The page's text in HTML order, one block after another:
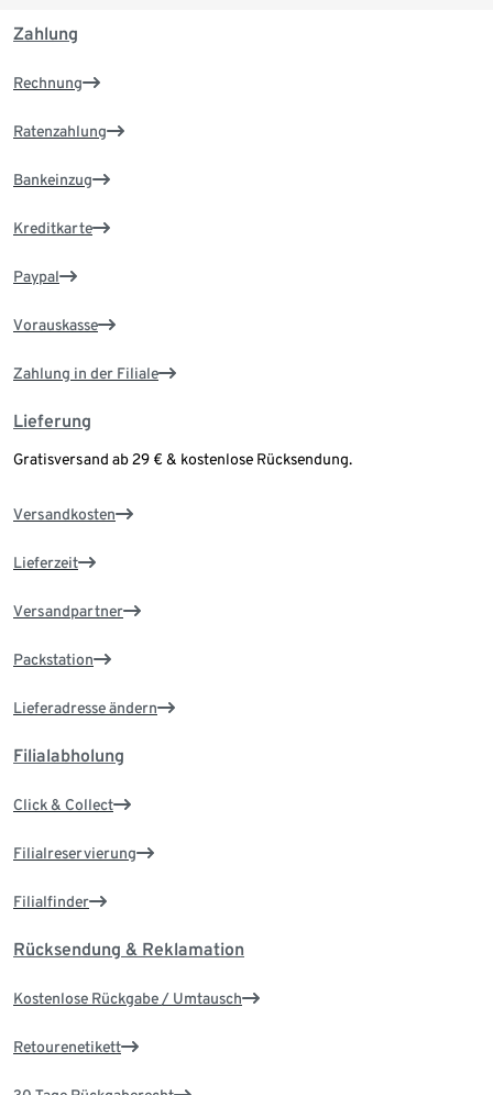
Zahlung
Rechnung
Ratenzahlung
Bankeinzug
Kreditkarte
Paypal
Vorauskasse
Zahlung in der Filiale
Lieferung
Gratisversand ab 29 € & kostenlose Rücksendung.
Versandkosten
Lieferzeit
Versandpartner
Packstation
Lieferadresse ändern
Filialabholung
Click & Collect
Filialreservierung
Filialfinder
Rücksendung & Reklamation
Kostenlose Rückgabe / Umtausch
Retourenetikett